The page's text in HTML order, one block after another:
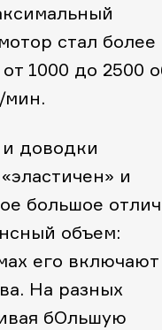
стал более
1000 до 2500
мин.
доводки
и
большое
объем:
его
На разных
бОльшую